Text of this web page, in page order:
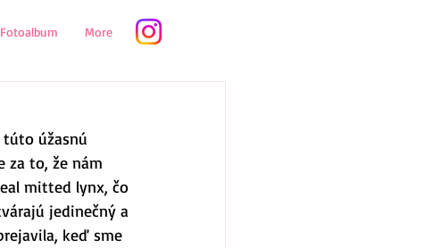
Fotoalbum More
túto úžasnú
za to, že nám
mitted lynx, čo
jedinečný a
keď sme